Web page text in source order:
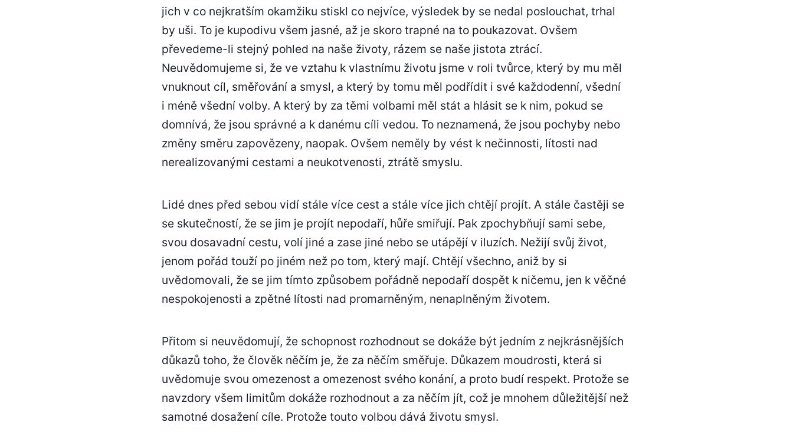
jich v co nejkratším okamžiku stiskl co nejvíce, výsledek by se nedal poslouchat, trhal
by uši. To je kupodivu všem jasné, až je skoro trapné na to poukazovat. Ovšem
převedeme-li stejný pohled na naše životy, rázem se naše jistota ztrácí.
Neuvědomujeme si, že ve vztahu k vlastnímu životu jsme v roli tvůrce, který by mu měl
vnuknout cíl, směřování a smysl, a který by tomu měl podřídit i své každodenní, všední
i méně všední volby. A který by za těmi volbami měl stát a hlásit se k nim, pokud se
domnívá, že jsou správné a k danému cíli vedou. To neznamená, že jsou pochyby nebo
změny směru zapovězeny, naopak. Ovšem neměly by vést k nečinnosti, lítosti nad
nerealizovanými cestami a neukotvenosti, ztrátě smyslu.
Lidé dnes před sebou vidí stále více cest a stále více jich chtějí projít. A stále častěji se
se skutečností, že se jim je projít nepodaří, hůře smiřují. Pak zpochybňují sami sebe,
svou dosavadní cestu, volí jiné a zase jiné nebo se utápějí v iluzích. Nežijí svůj život,
jenom pořád touží po jiném než po tom, který mají. Chtějí všechno, aniž by si
uvědomovali, že se jim tímto způsobem pořádně nepodaří dospět k ničemu, jen k věčné
nespokojenosti a zpětné lítosti nad promarněným, nenaplněným životem.
Přitom si neuvědomují, že schopnost rozhodnout se dokáže být jedním z nejkrásnějších
důkazů toho, že člověk něčím je, že za něčím směřuje. Důkazem moudrosti, která si
uvědomuje svou omezenost a omezenost svého konání, a proto budí respekt. Protože se
navzdory všem limitům dokáže rozhodnout a za něčím jít, což je mnohem důležitější než
samotné dosažení cíle. Protože touto volbou dává životu smysl.